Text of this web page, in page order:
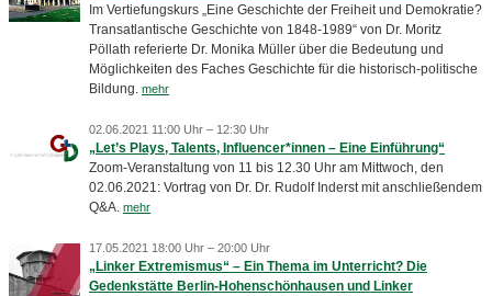
Im Vertiefungskurs „Eine Geschichte der Freiheit und Demokratie?
Transatlantische Geschichte von 1848-1989“ von Dr. Moritz
Pöllath referierte Dr. Monika Müller über die Bedeutung und
Möglichkeiten des Faches Geschichte für die historisch-politische
Bildung. mehr
02.06.2021 11:00 Uhr – 12:30 Uhr
„Let’s Plays, Talents, Influencer*innen – Eine Einführung“
Zoom-Veranstaltung von 11 bis 12.30 Uhr am Mittwoch, den
02.06.2021: Vortrag von Dr. Dr. Rudolf Inderst mit anschließendem
Q&A. mehr
17.05.2021 18:00 Uhr – 20:00 Uhr
„Linker Extremismus“ – Ein Thema im Unterricht? Die
Gedenkstätte Berlin-Hohenschönhausen und Linker